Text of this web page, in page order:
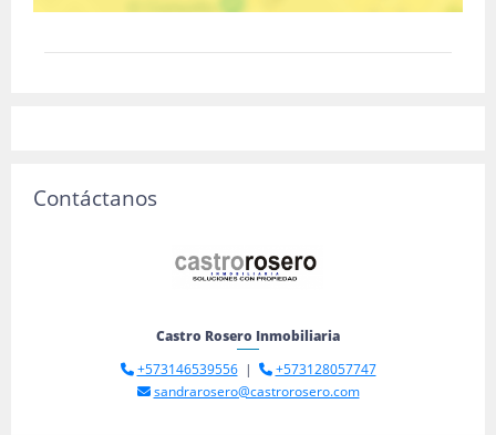
Contáctanos
Castro Rosero Inmobiliaria
+573146539556|
+573128057747
sandrarosero@castrorosero.com